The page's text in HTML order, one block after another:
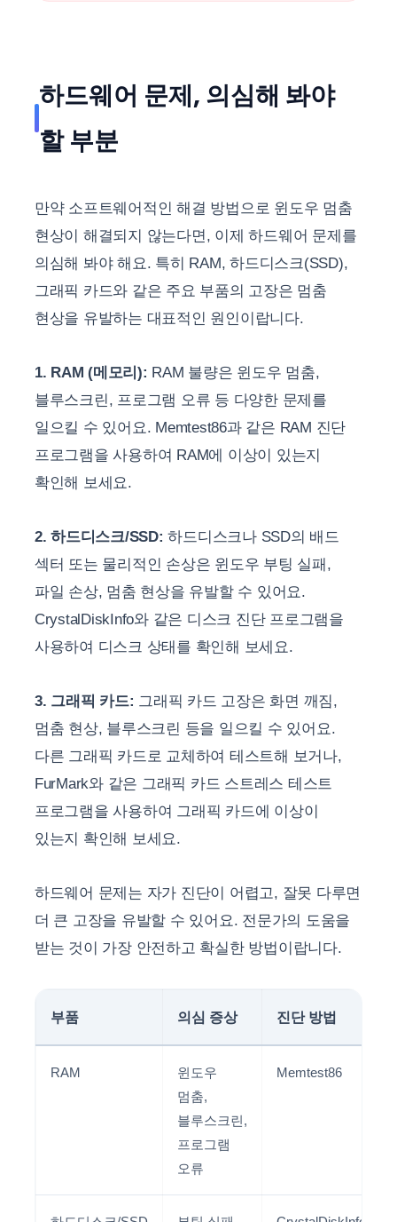
하드웨어 문제, 의심해 봐야
할 부분
만약 소프트웨어적인 해결 방법으로 윈도우 멈춤
현상이 해결되지 않는다면, 이제 하드웨어 문제를
의심해 봐야 해요. 특히 RAM, 하드디스크(SSD),
그래픽 카드와 같은 주요 부품의 고장은 멈춤
현상을 유발하는 대표적인 원인이랍니다.
1. RAM (메모리): RAM 불량은 윈도우 멈춤,
블루스크린, 프로그램 오류 등 다양한 문제를
일으킬 수 있어요. Memtest86과 같은 RAM 진단
프로그램을 사용하여 RAM에 이상이 있는지
확인해 보세요.
2. 하드디스크/SSD: 하드디스크나 SSD의 배드
섹터 또는 물리적인 손상은 윈도우 부팅 실패,
파일 손상, 멈춤 현상을 유발할 수 있어요.
CrystalDiskInfo와 같은 디스크 진단 프로그램을
사용하여 디스크 상태를 확인해 보세요.
3. 그래픽 카드: 그래픽 카드 고장은 화면 깨짐,
멈춤 현상, 블루스크린 등을 일으킬 수 있어요.
다른 그래픽 카드로 교체하여 테스트해 보거나,
FurMark와 같은 그래픽 카드 스트레스 테스트
프로그램을 사용하여 그래픽 카드에 이상이
있는지 확인해 보세요.
하드웨어 문제는 자가 진단이 어렵고, 잘못 다루면
더 큰 고장을 유발할 수 있어요. 전문가의 도움을
받는 것이 가장 안전하고 확실한 방법이랍니다.
부품 의심 증상 진단 방법
RAM
윈도우
멈춤,
블루스크린,
프로그램
오류
Memtest86